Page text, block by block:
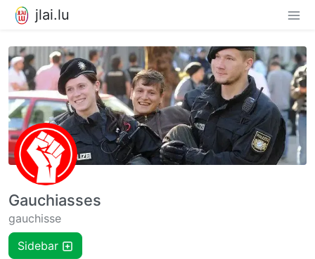
jlai.lu
Gauchiasses
gauchisse
Sidebar